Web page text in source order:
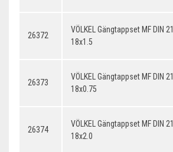
26372
VÖLKEL Gängtappset MF DIN
18x1.5
26373
VÖLKEL Gängtappset MF DIN
18x0.75
26374
VÖLKEL Gängtappset MF DIN
18x2.0